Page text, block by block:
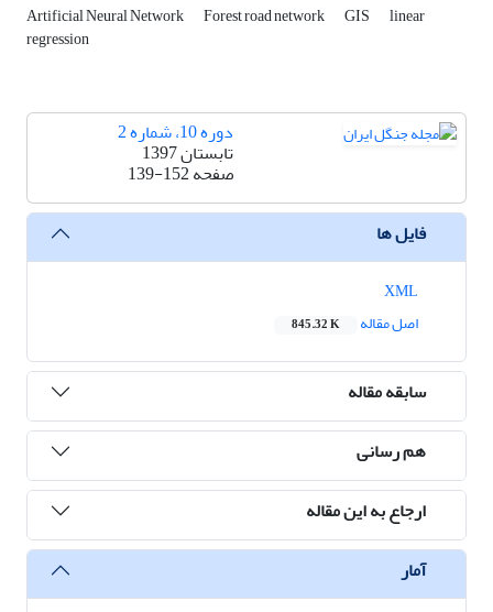
Artificial Neural Network Forest road network GIS linear
regression
دوره 10، شماره 2
تابستان 1397
صفحه139-152
فایل ها
اصل مقاله
845.32 K
سابقه مقاله
هم رسانی
ارجاع به این مقاله
آمار